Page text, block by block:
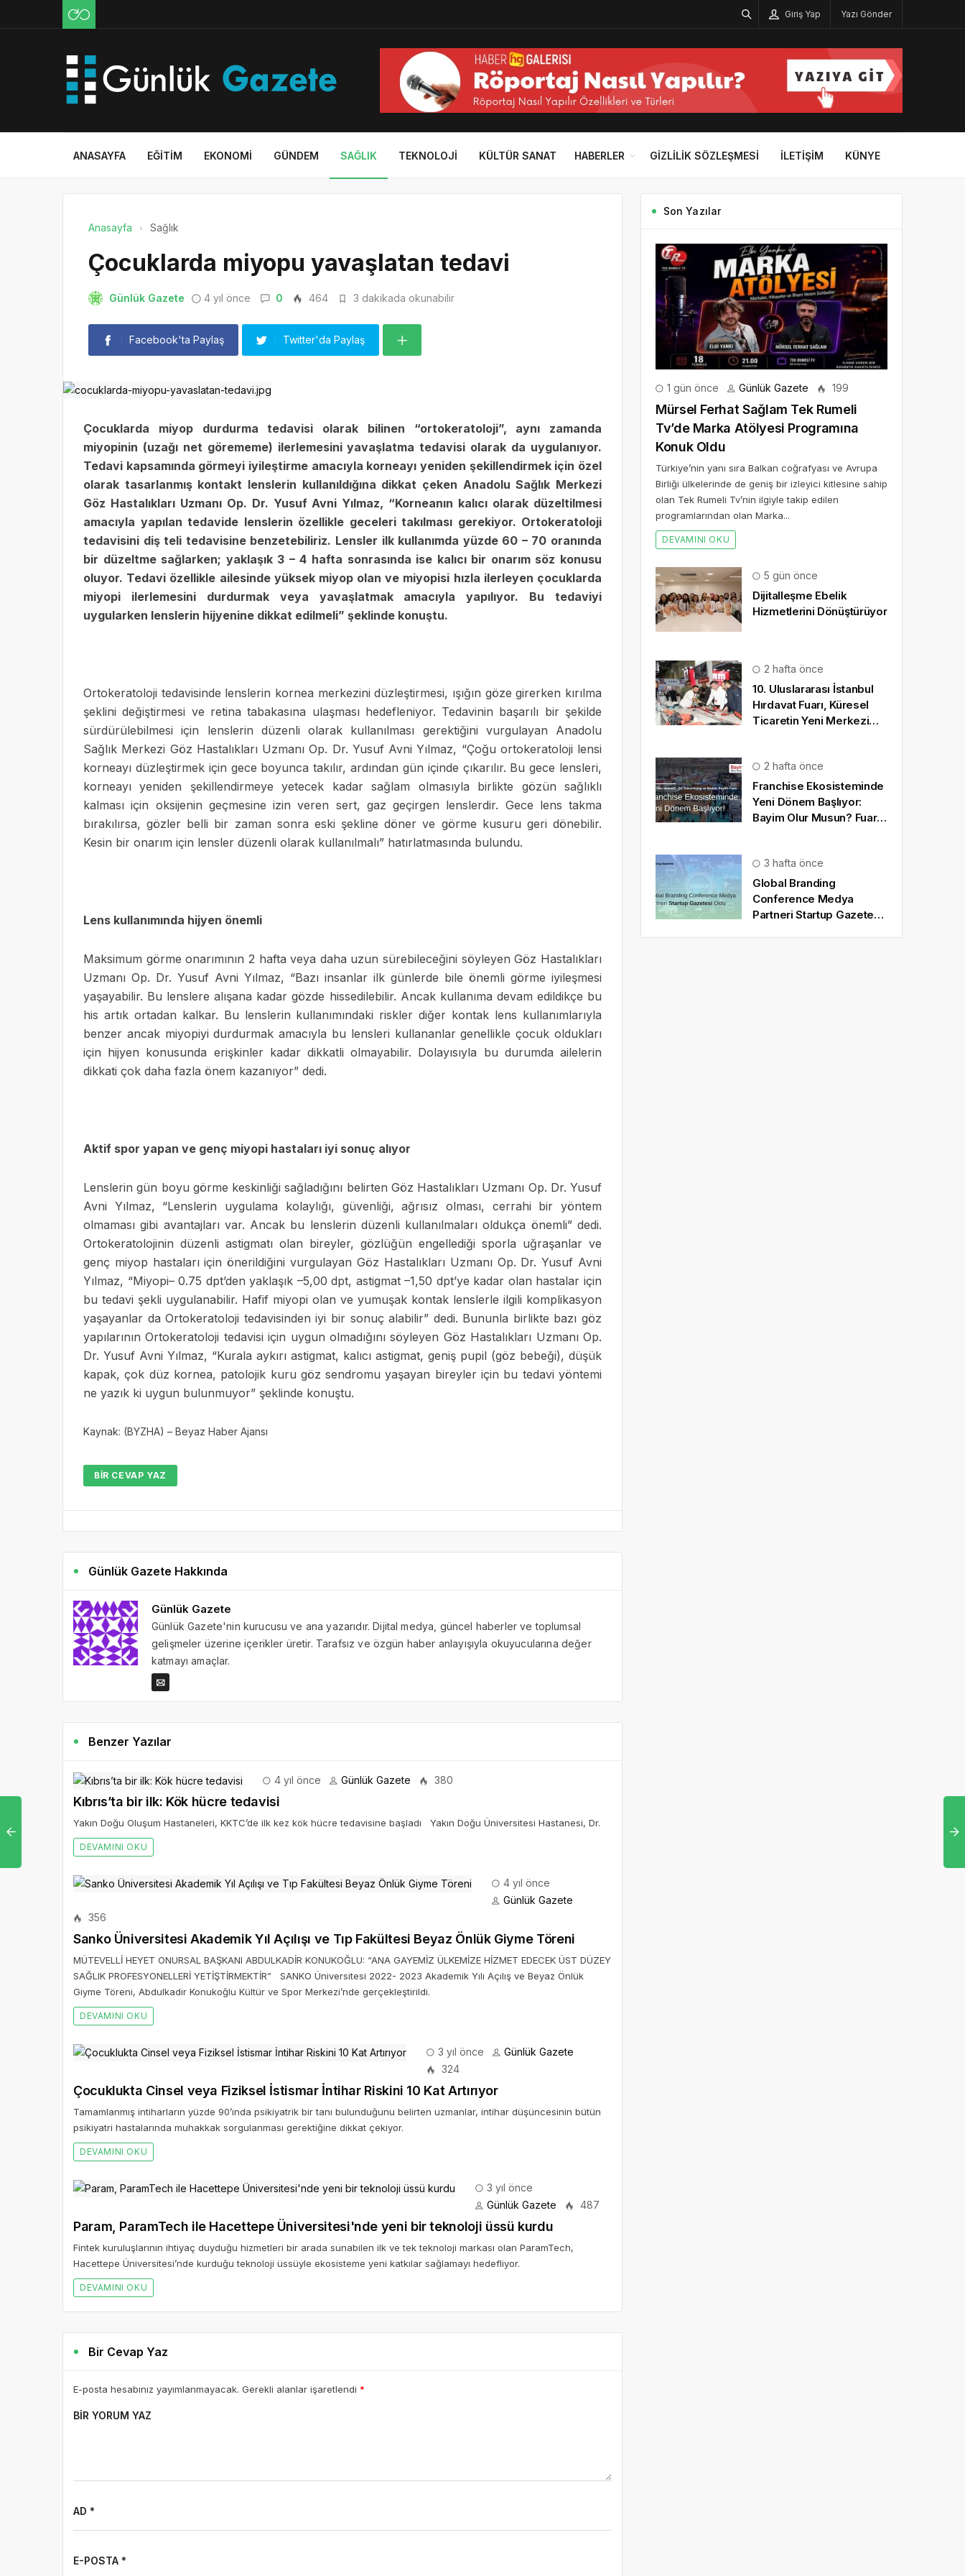
Giriş Yap Yazı Gönder
ANASAYFA EĞITIM EKONOMI GÜNDEM SAĞLIK TEKNOLOJI KÜLTÜR SANAT HABERLER GIZLILIK SÖZLEŞMESI İLETIŞIM KÜNYE
Anasayfa Sağlık
Çocuklarda miyopu yavaşlatan tedavi
Günlük Gazete 4 yıl önce 0 464 3 dakikada okunabilir
Facebook'ta Paylaş Twitter'da Paylaş
Çocuklarda miyop durdurma tedavisi olarak bilinen “ortokeratoloji”, aynı zamanda
miyopinin (uzağı net görememe) ilerlemesini yavaşlatma tedavisi olarak da uygulanıyor.
Tedavi kapsamında görmeyi iyileştirme amacıyla korneayı yeniden şekillendirmek için özel
olarak tasarlanmış kontakt lenslerin kullanıldığına dikkat çeken Anadolu Sağlık Merkezi
Göz Hastalıkları Uzmanı Op. Dr. Yusuf Avni Yılmaz, “Korneanın kalıcı olarak düzeltilmesi
amacıyla yapılan tedavide lenslerin özellikle geceleri takılması gerekiyor. Ortokeratoloji
tedavisini diş teli tedavisine benzetebiliriz. Lensler ilk kullanımda yüzde 60 – 70 oranında
bir düzeltme sağlarken; yaklaşık 3 – 4 hafta sonrasında ise kalıcı bir onarım söz konusu
oluyor. Tedavi özellikle ailesinde yüksek miyop olan ve miyopisi hızla ilerleyen çocuklarda
miyopi ilerlemesini durdurmak veya yavaşlatmak amacıyla yapılıyor. Bu tedaviyi
uygularken lenslerin hijyenine dikkat edilmeli” şeklinde konuştu.
Ortokeratoloji tedavisinde lenslerin kornea merkezini düzleştirmesi, ışığın göze girerken kırılma
şeklini değiştirmesi ve retina tabakasına ulaşması hedefleniyor. Tedavinin başarılı bir şekilde
sürdürülebilmesi için lenslerin düzenli olarak kullanılması gerektiğini vurgulayan Anadolu
Sağlık Merkezi Göz Hastalıkları Uzmanı Op. Dr. Yusuf Avni Yılmaz, “Çoğu ortokeratoloji lensi
korneayı düzleştirmek için gece boyunca takılır, ardından gün içinde çıkarılır. Bu gece lensleri,
korneayı yeniden şekillendirmeye yetecek kadar sağlam olmasıyla birlikte gözün sağlıklı
kalması için oksijenin geçmesine izin veren sert, gaz geçirgen lenslerdir. Gece lens takma
bırakılırsa, gözler belli bir zaman sonra eski şekline döner ve görme kusuru geri dönebilir.
Kesin bir onarım için lensler düzenli olarak kullanılmalı” hatırlatmasında bulundu.
Lens kullanımında hijyen önemli
Maksimum görme onarımının 2 hafta veya daha uzun sürebileceğini söyleyen Göz Hastalıkları
Uzmanı Op. Dr. Yusuf Avni Yılmaz, “Bazı insanlar ilk günlerde bile önemli görme iyileşmesi
yaşayabilir. Bu lenslere alışana kadar gözde hissedilebilir. Ancak kullanıma devam edildikçe bu
his artık ortadan kalkar. Bu lenslerin kullanımındaki riskler diğer kontak lens kullanımlarıyla
benzer ancak miyopiyi durdurmak amacıyla bu lensleri kullananlar genellikle çocuk oldukları
için hijyen konusunda erişkinler kadar dikkatli olmayabilir. Dolayısıyla bu durumda ailelerin
dikkati çok daha fazla önem kazanıyor” dedi.
Aktif spor yapan ve genç miyopi hastaları iyi sonuç alıyor
Lenslerin gün boyu görme keskinliği sağladığını belirten Göz Hastalıkları Uzmanı Op. Dr. Yusuf
Avni Yılmaz, “Lenslerin uygulama kolaylığı, güvenliği, ağrısız olması, cerrahi bir yöntem
olmaması gibi avantajları var. Ancak bu lenslerin düzenli kullanılmaları oldukça önemli” dedi.
Ortokeratolojinin düzenli astigmatı olan bireyler, gözlüğün engellediği sporla uğraşanlar ve
genç miyop hastaları için önerildiğini vurgulayan Göz Hastalıkları Uzmanı Op. Dr. Yusuf Avni
Yılmaz, “Miyopi– 0.75 dpt’den yaklaşık –5,00 dpt, astigmat –1,50 dpt’ye kadar olan hastalar için
bu tedavi şekli uygulanabilir. Hafif miyopi olan ve yumuşak kontak lenslerle ilgili komplikasyon
yaşayanlar da Ortokeratoloji tedavisinden iyi bir sonuç alabilir” dedi. Bununla birlikte bazı göz
yapılarının Ortokeratoloji tedavisi için uygun olmadığını söyleyen Göz Hastalıkları Uzmanı Op.
Dr. Yusuf Avni Yılmaz, “Kurala aykırı astigmat, kalıcı astigmat, geniş pupil (göz bebeği), düşük
kapak, çok düz kornea, patolojik kuru göz sendromu yaşayan bireyler için bu tedavi yöntemi
ne yazık ki uygun bulunmuyor” şeklinde konuştu.
Kaynak: (BYZHA) – Beyaz Haber Ajansı
BIR CEVAP YAZ
Günlük Gazete Hakkında
Günlük Gazete
Günlük Gazete'nin kurucusu ve ana yazarıdır. Dijital medya, güncel haberler ve toplumsal
gelişmeler üzerine içerikler üretir. Tarafsız ve özgün haber anlayışıyla okuyucularına değer
katmayı amaçlar.
Benzer Yazılar
4 yıl önce Günlük Gazete 380
Kıbrıs’ta bir ilk: Kök hücre tedavisi
Yakın Doğu Oluşum Hastaneleri, KKTC’de ilk kez kök hücre tedavisine başladı Yakın Doğu Üniversitesi Hastanesi, Dr.
DEVAMINI OKU
4 yıl önce
Günlük Gazete
356
Sanko Üniversitesi Akademik Yıl Açılışı ve Tıp Fakültesi Beyaz Önlük Giyme Töreni
MÜTEVELLİ HEYET ONURSAL BAŞKANI ABDULKADİR KONUKOĞLU: “ANA GAYEMİZ ÜLKEMİZE HİZMET EDECEK ÜST DÜZEY
SAĞLIK PROFESYONELLERİ YETİŞTİRMEKTİR” SANKO Üniversitesi 2022- 2023 Akademik Yılı Açılış ve Beyaz Önlük
Giyme Töreni, Abdulkadir Konukoğlu Kültür ve Spor Merkezi’nde gerçekleştirildi.
DEVAMINI OKU
3 yıl önce
Günlük Gazete
324
Çocuklukta Cinsel veya Fiziksel İstismar İntihar Riskini 10 Kat Artırıyor
Tamamlanmış intiharların yüzde 90’ında psikiyatrik bir tanı bulunduğunu belirten uzmanlar, intihar düşüncesinin bütün
psikiyatri hastalarında muhakkak sorgulanması gerektiğine dikkat çekiyor.
DEVAMINI OKU
3 yıl önce
Günlük Gazete
487
Param, ParamTech ile Hacettepe Üniversitesi'nde yeni bir teknoloji üssü kurdu
Fintek kuruluşlarının ihtiyaç duyduğu hizmetleri bir arada sunabilen ilk ve tek teknoloji markası olan ParamTech,
Hacettepe Üniversitesi’nde kurduğu teknoloji üssüyle ekosisteme yeni katkılar sağlamayı hedefliyor.
DEVAMINI OKU
Bir Cevap Yaz
E-posta hesabınız yayımlanmayacak. Gerekli alanlar işaretlendi *
BIR YORUM YAZ
AD *
E-POSTA *
Son Yazılar
1 gün önce Günlük Gazete 199
Mürsel Ferhat Sağlam Tek Rumeli
Tv’de Marka Atölyesi Programına
Konuk Oldu
Türkiye’nin yanı sıra Balkan coğrafyası ve Avrupa
Birliği ülkelerinde de geniş bir izleyici kitlesine sahip
olan Tek Rumeli Tv’nin ilgiyle takip edilen
programlarından olan Marka...
DEVAMINI OKU
5 gün önce
Dijitalleşme Ebelik
Hizmetlerini Dönüştürüyor
2 hafta önce
10. Uluslararası İstanbul
Hırdavat Fuarı, Küresel
Ticaretin Yeni Merkezi
2 hafta önce
Franchise Ekosisteminde
Yeni Dönem Başlıyor:
Bayim Olur Musun? Fuarı
3 hafta önce
Global Branding
Conference Medya
Partneri Startup Gazetesi